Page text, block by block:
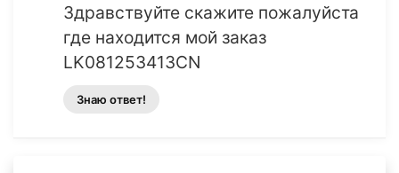
Здравствуйте скажите пожалуйста
где находится мой заказ
LK081253413CN
Знаю ответ!